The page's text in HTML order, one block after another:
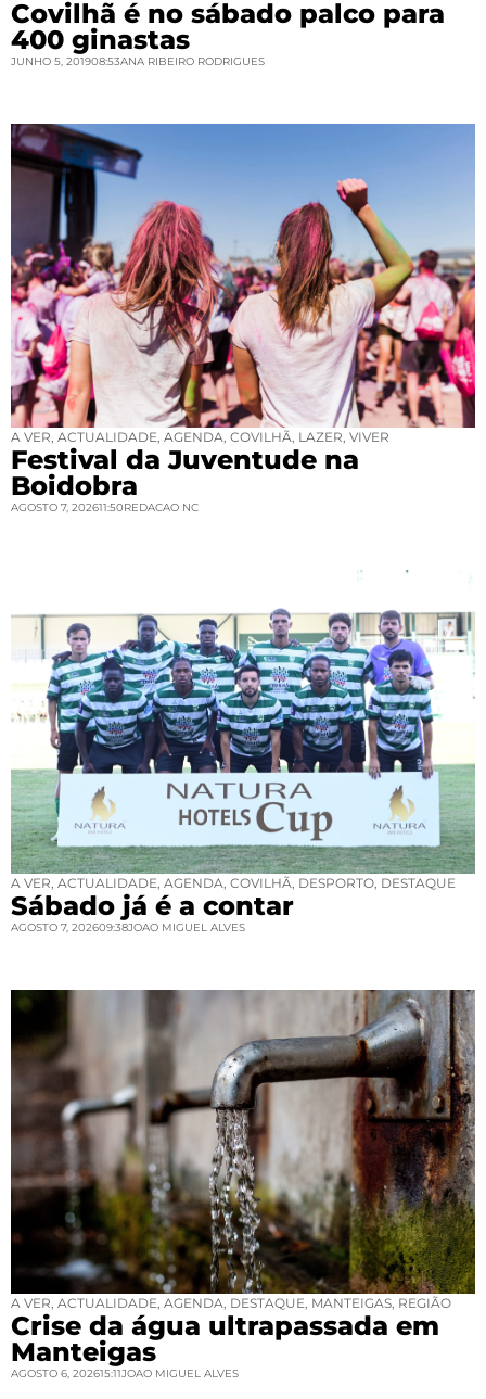
Covilhã é no sábado palco para
400 ginastas
JUNHO 5, 201908:53ANA RIBEIRO RODRIGUES
A VER ACTUALIDADE AGENDA COVILHÃ LAZER VIVER
Festival da Juventude na
Boidobra
AGOSTO 7, 202611:50REDACAO NC
A VER ACTUALIDADE AGENDA COVILHÃ DESPORTO DESTAQUE
Sábado já é a contar
AGOSTO 7, 202609:38JOAO MIGUEL ALVES
A VER ACTUALIDADE AGENDA DESTAQUE MANTEIGAS REGIÃO
Crise da água ultrapassada em
Manteigas
AGOSTO 6, 202615:11JOAO MIGUEL ALVES